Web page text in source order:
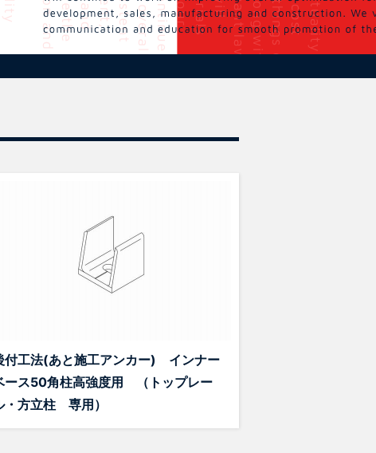
付工法(あと施工アンカー) インナー
ース50角柱高強度用 （トップレー
・方立柱 専用）